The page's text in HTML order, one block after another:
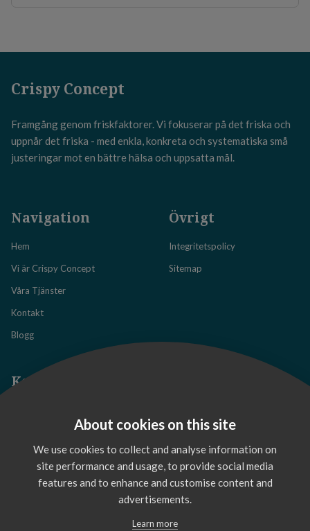
Crispy Concept
Framgång genom friskfaktorer. Vi fokuserar på det friska och
uppnår det friska - med enkla, konkreta och systematiska små
justeringar mot en bättre hälsa och uppsatta mål.
Navigation
Hem
Vi är Crispy Concept
Våra Tjänster
Kontakt
Blogg
Övrigt
Integritetspolicy
Sitemap
Kontakta oss
Skvadronsgatan 14, Linköping
About cookies on this site
We use cookies to collect and analyse information on
site performance and usage, to provide social media
features and to enhance and customise content and
advertisements.
Learn more